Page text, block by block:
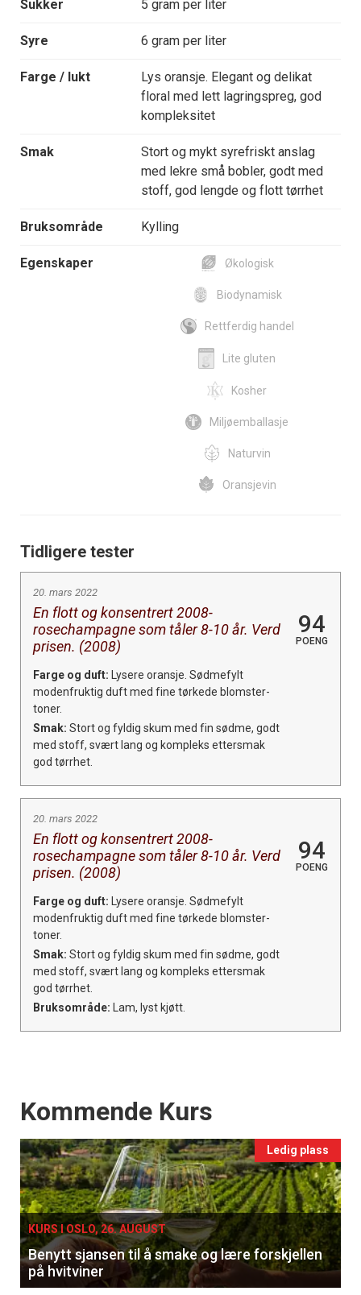
Sukker 5 gram per liter
Syre 6 gram per liter
Farge / lukt
Lys oransje. Elegant og delikat
floral med lett lagringspreg, god
kompleksitet
Smak
Stort og mykt syrefriskt anslag
med lekre små bobler, godt med
stoff, god lengde og flott tørrhet
Bruksområde Kylling
Egenskaper Økologisk
Biodynamisk
Rettferdig handel
Lite gluten
Kosher
Miljøemballasje
Naturvin
Oransjevin
Tidligere tester
20. mars 2022
En flott og konsentrert 2008-
rosechampagne som tåler 8-10 år. Verd
prisen. (2008)
94
POENG
Farge og duft: Lysere oransje. Sødmefylt
modenfruktig duft med fine tørkede blomster-
toner.
Smak: Stort og fyldig skum med fin sødme, godt
med stoff, svært lang og kompleks ettersmak
god tørrhet.
20. mars 2022
En flott og konsentrert 2008-
rosechampagne som tåler 8-10 år. Verd
prisen. (2008)
94
POENG
Farge og duft: Lysere oransje. Sødmefylt
modenfruktig duft med fine tørkede blomster-
toner.
Smak: Stort og fyldig skum med fin sødme, godt
med stoff, svært lang og kompleks ettersmak
god tørrhet.
Bruksområde: Lam, lyst kjøtt.
Events
Kommende Kurs
Ledig plass
KURS I OSLO, 26. AUGUST
Benytt sjansen til å smake og lære forskjellen
på hvitviner